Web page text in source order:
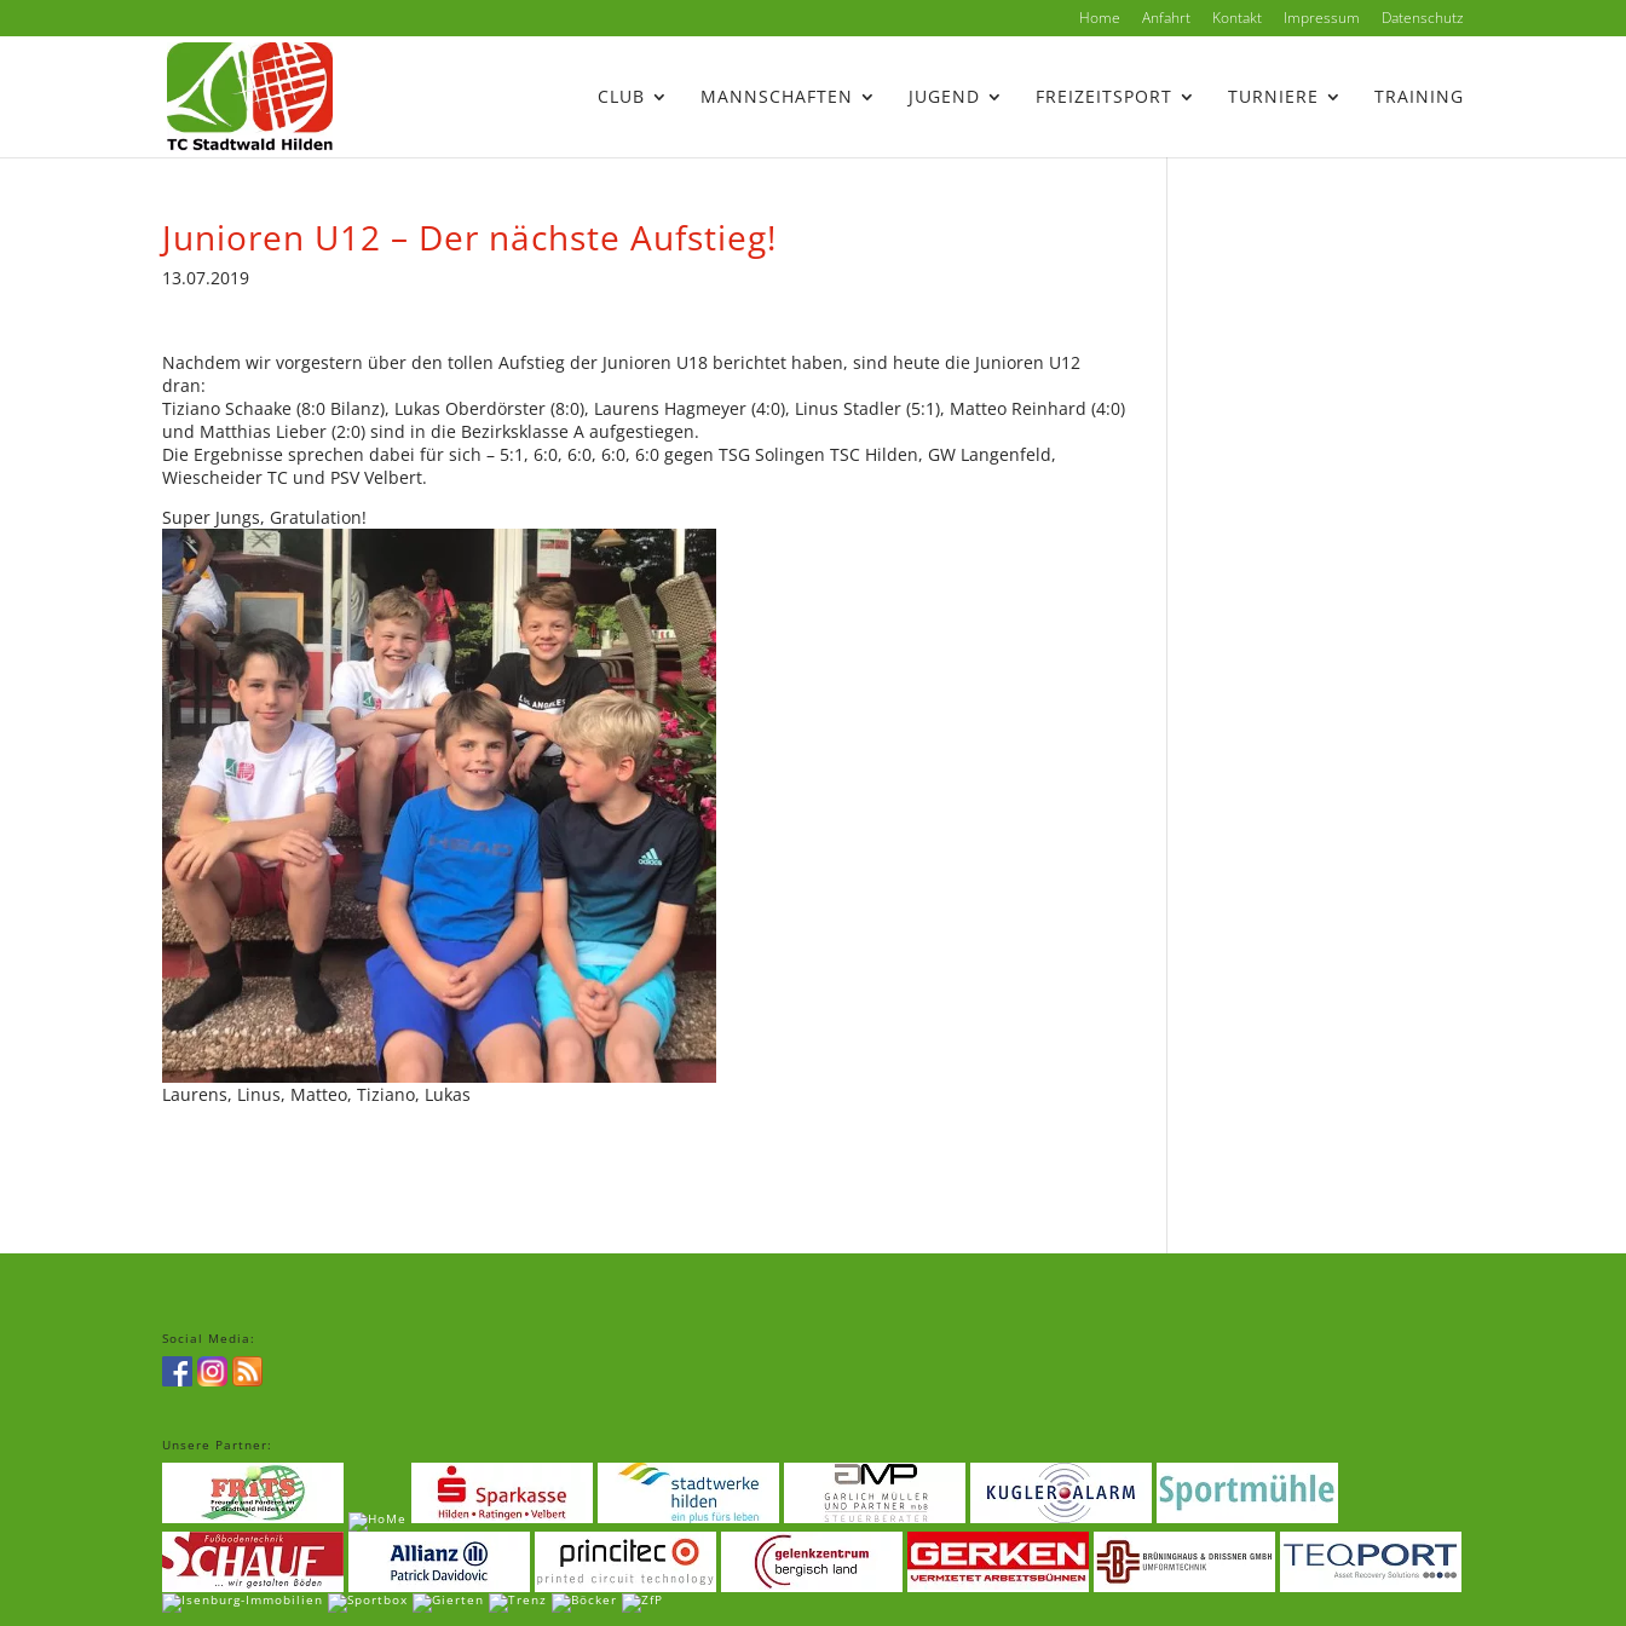
Home Anfahrt Kontakt Impressum Datenschutz
CLUB MANNSCHAFTEN JUGEND FREIZEITSPORT TURNIERE TRAINING
Junioren U12 – Der nächste Aufstieg!
13.07.2019
Nachdem wir vorgestern über den tollen Aufstieg der Junioren U18 berichtet haben, sind heute die Junioren U12
dran:
Tiziano Schaake (8:0 Bilanz), Lukas Oberdörster (8:0), Laurens Hagmeyer (4:0), Linus Stadler (5:1), Matteo Reinhard (4:0)
und Matthias Lieber (2:0) sind in die Bezirksklasse A aufgestiegen.
Die Ergebnisse sprechen dabei für sich – 5:1, 6:0, 6:0, 6:0, 6:0 gegen TSG Solingen TSC Hilden, GW Langenfeld,
Wiescheider TC und PSV Velbert.
Super Jungs, Gratulation!
Laurens, Linus, Matteo, Tiziano, Lukas
Social Media:
Unsere Partner: